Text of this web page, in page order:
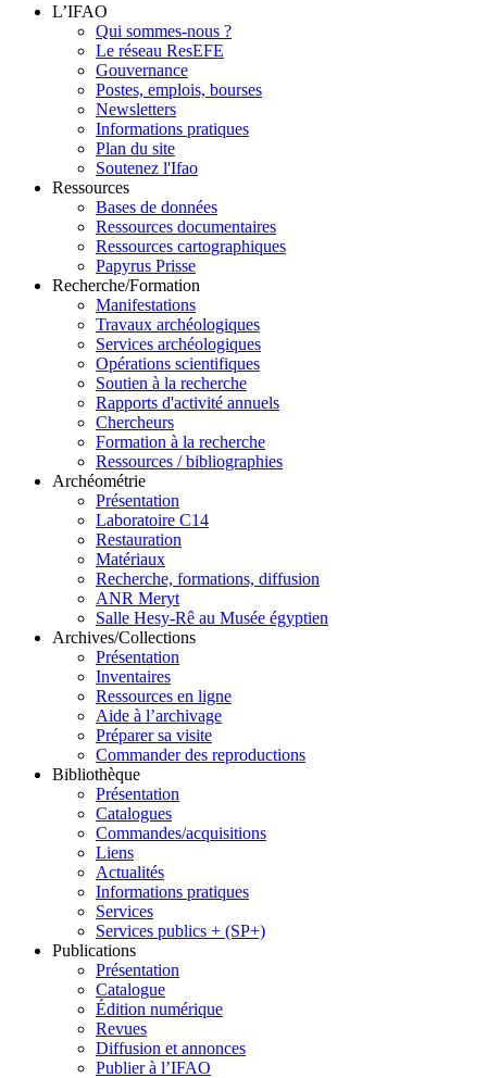
L’IFAO
Qui sommes-nous ?
Le réseau ResEFE
Gouvernance
Postes, emplois, bourses
Newsletters
Informations pratiques
Plan du site
Soutenez l'Ifao
Ressources
Bases de données
Ressources documentaires
Ressources cartographiques
Papyrus Prisse
Recherche/Formation
Manifestations
Travaux archéologiques
Services archéologiques
Opérations scientifiques
Soutien à la recherche
Rapports d'activité annuels
Chercheurs
Formation à la recherche
Ressources / bibliographies
Archéométrie
Présentation
Laboratoire C14
Restauration
Matériaux
Recherche, formations, diffusion
ANR Meryt
Salle Hesy-Rê au Musée égyptien
Archives/Collections
Présentation
Inventaires
Ressources en ligne
Aide à l’archivage
Préparer sa visite
Commander des reproductions
Bibliothèque
Présentation
Catalogues
Commandes/acquisitions
Liens
Actualités
Informations pratiques
Services
Services publics + (SP+)
Publications
Présentation
Catalogue
Édition numérique
Revues
Diffusion et annonces
Publier à l’IFAO